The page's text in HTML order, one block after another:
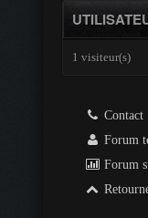
1 visiteur(s)
Contact
Forum
Forum